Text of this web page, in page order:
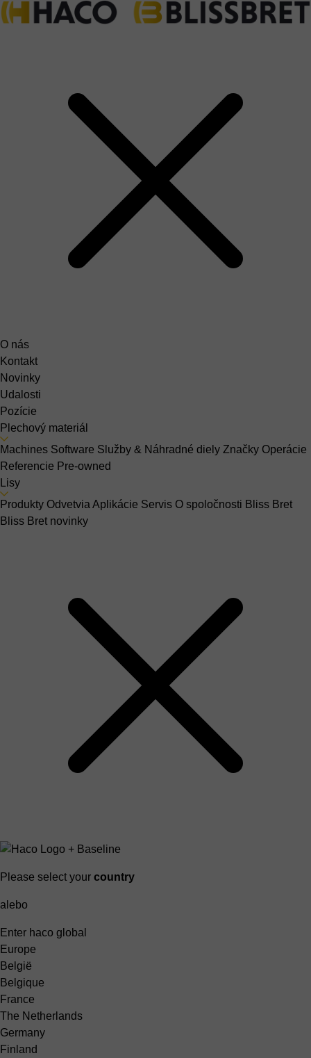
O nás
Kontakt
Novinky
Udalosti
Pozície
Plechový materiál
Machines Software Služby & Náhradné diely Značky Operácie
Referencie Pre-owned
Lisy
Produkty Odvetvia Aplikácie Servis O spoločnosti Bliss Bret
Bliss Bret novinky
Please select your country
alebo
Enter haco global
Europe
België
Belgique
France
The Netherlands
Germany
Finland